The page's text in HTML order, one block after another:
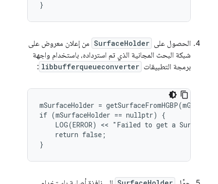
}
الحصول على SurfaceHolder من إعلان معروض على
شبكة البحث المجانية الذي تم استرداده، باستخدام واجهة
برمجة التطبيقات libbufferqueueconverter
:
mSurfaceHolder =
if (mSurfaceHolder == nullptr) {
LOG(ERROR) << "Failed to get a Surface
    return false;
}